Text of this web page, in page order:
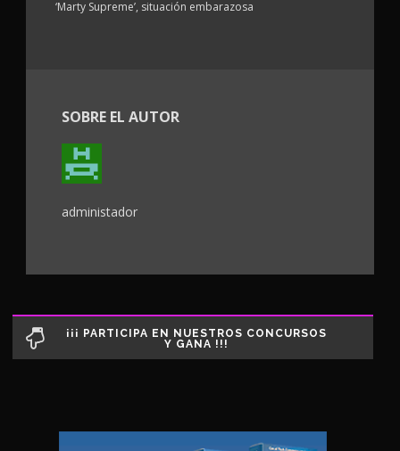
‘Marty Supreme’, situación embarazosa
SOBRE EL AUTOR
administador
¡¡¡ PARTICIPA EN NUESTROS CONCURSOS
Y GANA !!!